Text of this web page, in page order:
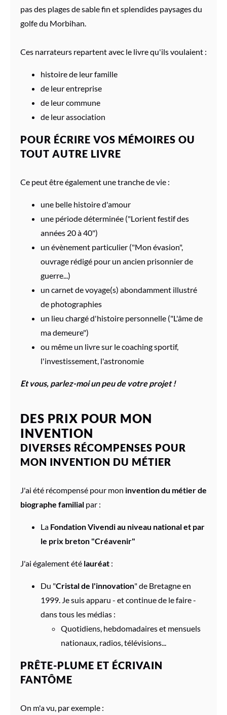
pas des plages de sable fin et splendides paysages du
golfe du Morbihan.
Ces narrateurs repartent avec le livre qu'ils voulaient :
histoire de leur famille
de leur entreprise
de leur commune
de leur association
POUR ÉCRIRE VOS MÉMOIRES OU
TOUT AUTRE LIVRE
Ce peut être également une tranche de vie :
une belle histoire d'amour
une période déterminée ("Lorient festif des
années 20 à 40")
un évènement particulier ("Mon évasion",
ouvrage rédigé pour un ancien prisonnier de
guerre...)
un carnet de voyage(s) abondamment illustré
de photographies
un lieu chargé d'histoire personnelle ("L'âme de
ma demeure")
ou même un livre sur le coaching sportif,
l'investissement, l'astronomie
Et vous, parlez-moi un peu de votre projet !
DES PRIX POUR MON
INVENTION
DIVERSES RÉCOMPENSES POUR
MON INVENTION DU MÉTIER
J'ai été récompensé pour mon invention du métier de
biographe familial par :
La Fondation Vivendi au niveau national et par
le prix breton "Créavenir"
J'ai également été lauréat :
Du "Cristal de l'innovation" de Bretagne en
1999. Je suis apparu - et continue de le faire -
dans tous les médias :
Quotidiens, hebdomadaires et mensuels
nationaux, radios, télévisions...
PRÊTE-PLUME ET ÉCRIVAIN
FANTÔME
On m'a vu, par exemple :